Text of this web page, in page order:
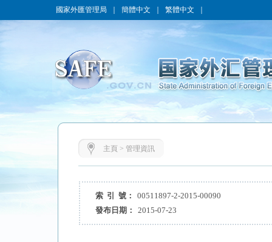
國家外匯管理局 簡體中文 繁體中文
主頁 > 管理資訊
索 引 號：
00511897-2-2015-00090
發布日期：
2015-07-23